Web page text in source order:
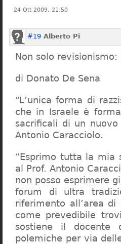
24 Ott 2009, 21:50
#19 Alberto Pi
Non solo
di Donato De Sena
“L’unica forma di
che in Israele è
sacrificali di un
Antonio Caracciolo.
“Esprimo tutta la mia
al Prof. Antonio
non posso esprimere
forum di ultra
riferimento all’area
come prevedibile
sostiene il
polemiche per via